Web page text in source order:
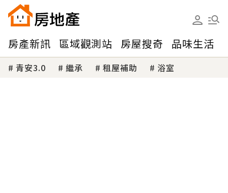
房產新訊 區域觀測站 房屋搜奇 品味生活
青安3.0 繼承 租屋補助 浴室